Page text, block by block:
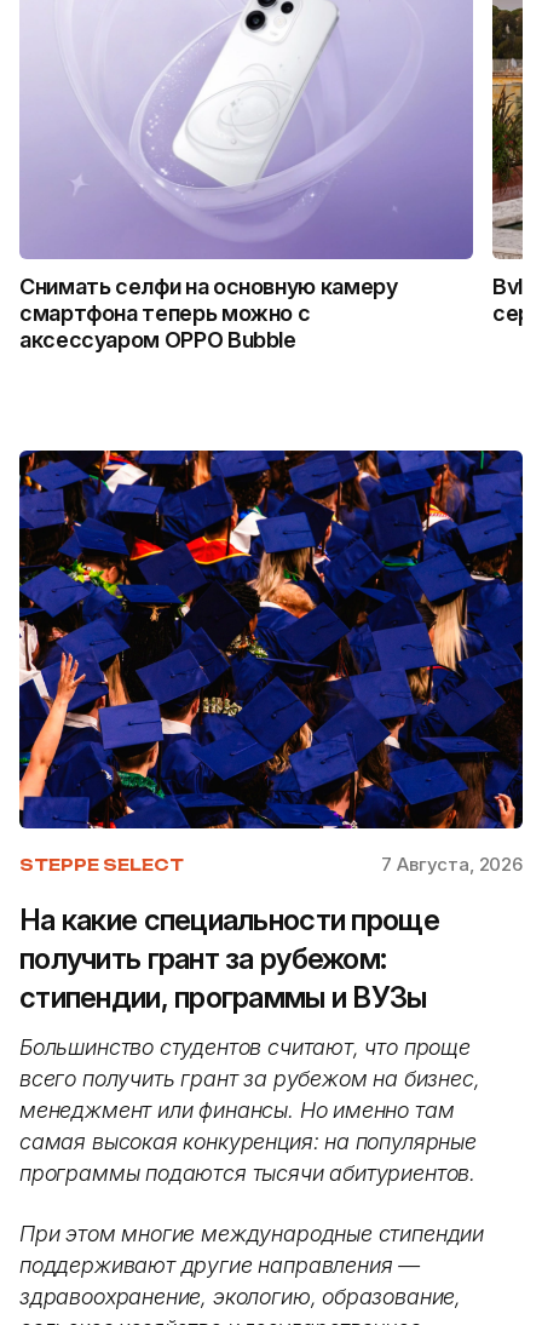
Снимать селфи на основную камеру
смартфона теперь можно с
аксессуаром OPPO Bubble
STEPPE SELECT 7 Августа, 2026
На какие специальности проще
получить грант за рубежом:
стипендии, программы и ВУЗы
Большинство студентов считают, что проще
всего получить грант за рубежом на бизнес,
менеджмент или финансы. Но именно там
самая высокая конкуренция: на популярные
программы подаются тысячи абитуриентов.
При этом многие международные стипендии
поддерживают другие направления —
здравоохранение, экологию, образование,